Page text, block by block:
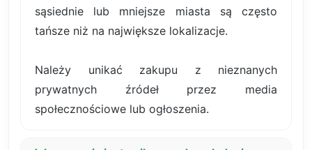
sąsiednie lub mniejsze miasta są często
tańsze niż na największe lokalizacje.
Należy unikać zakupu z nieznanych
prywatnych źródeł przez media
społecznościowe lub ogłoszenia.